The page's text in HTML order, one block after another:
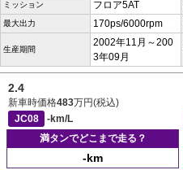
ミッション フロア5AT
最大出力 170ps/6000rpm
生産期間
2002年11月～200
3年09月
2.4
新車時価格483万円(税込)
JC08
-km/L
満タンでどこまで走る？
-km